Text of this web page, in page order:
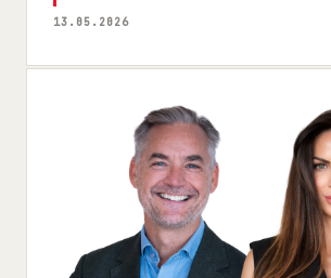
13.05.2026